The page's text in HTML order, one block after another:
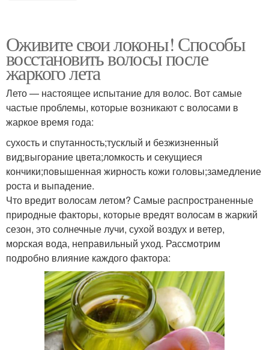
Оживите свои локоны! Способы
восстановить волосы после
жаркого лета
Лето — настоящее испытание для волос. Вот самые
частые проблемы, которые возникают с волосами в
жаркое время года:
сухость и спутанность;тусклый и безжизненный
вид;выгорание цвета;ломкость и секущиеся
кончики;повышенная жирность кожи головы;замедление
роста и выпадение.
Что вредит волосам летом? Самые распространенные
природные факторы, которые вредят волосам в жаркий
сезон, это солнечные лучи, сухой воздух и ветер,
морская вода, неправильный уход. Рассмотрим
подробно влияние каждого фактора: